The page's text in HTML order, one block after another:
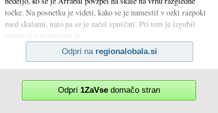
točke. Na posnetku je videti, kako se je namestil v ozki razpoki
med skalami, nato pa se je začel spuščati. Pri tem je izgubil
oporo na robu pečine in
Odpri na regionalobala.si
Odpri 1ZaVse domačo stran